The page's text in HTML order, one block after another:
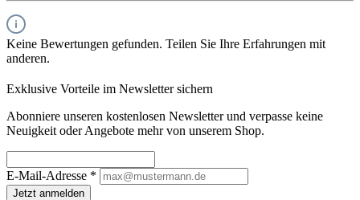
Keine Bewertungen gefunden. Teilen Sie Ihre Erfahrungen mit
anderen.
Exklusive Vorteile im Newsletter sichern
Abonniere unseren kostenlosen Newsletter und verpasse keine
Neuigkeit oder Angebote mehr von unserem Shop.
E-Mail-Adresse *
Jetzt anmelden